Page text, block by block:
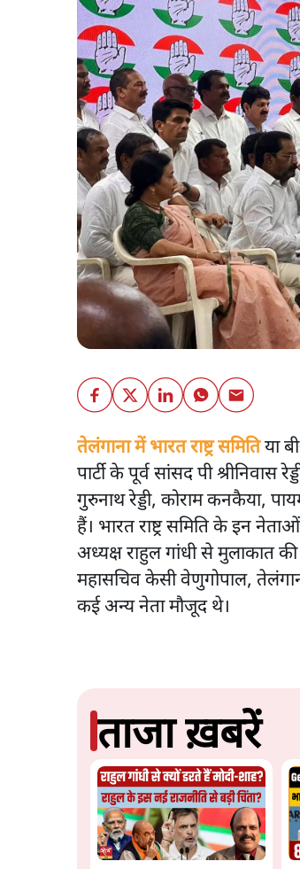
तेलंगाना में भारत राष्ट्र समितिया
पार्टी के पूर्व सांसद पी
गुरुनाथ रेड्डी, कोराम कनकैया,
हैं। भारत राष्ट्र समिति के इन
अध्यक्ष राहुल गांधी से मुलाकात
महासचिव केसी वेणुगोपाल,
कई अन्य नेता मौजूद थे।
ताजा ख़बरें